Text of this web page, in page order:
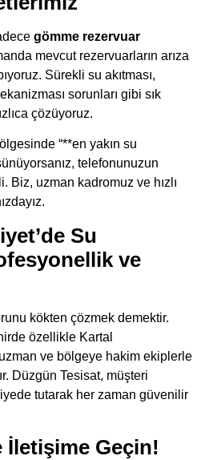
gömme rezervuar
mevcut rezervuarların arıza
Sürekli su akıtması,
sorunları gibi sık
çözüyoruz.
“**en yakın su
telefonunuzun
Biz, uzman kadromuz ve hızlı
Su
ve
kökten çözmek demektir.
özellikle Kartal
ve bölgeye hakim ekiplerle
Düzgün Tesisat, müşteri
tutarak her zaman güvenilir
İletişime Geçin!